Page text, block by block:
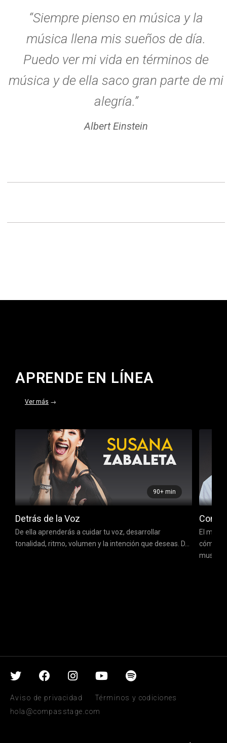
“Siempre pienso en música y la
música llena mis sueños de día.
Puedo ver mi vida en términos de
música y de ella saco gran parte de mi
alegría.”
Albert Einstein
APRENDE EN LÍNEA
Ver más →
90+ min
Detrás de la Voz
De ella aprenderás a cuidar tu voz, desarrollar
tonalidad, ritmo, volumen y la intención que deseas. D...
El
cómo
Aviso de privacidad
Términos y codiciones
hola@compasstage.com